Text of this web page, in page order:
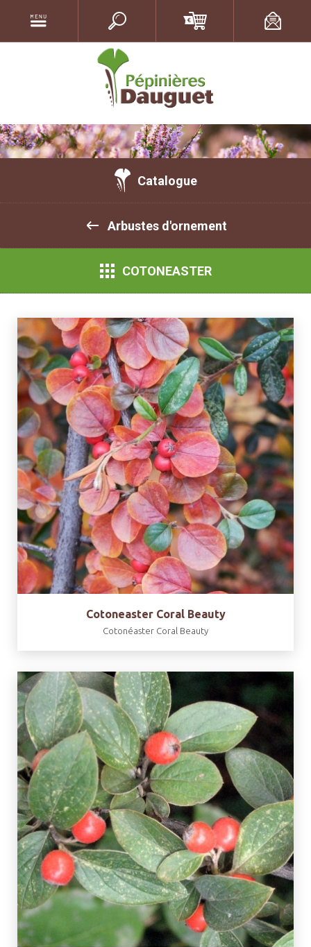
Catalogue
Arbustes d'ornement
COTONEASTER
Cotoneaster Coral Beauty
Cotonéaster Coral Beauty